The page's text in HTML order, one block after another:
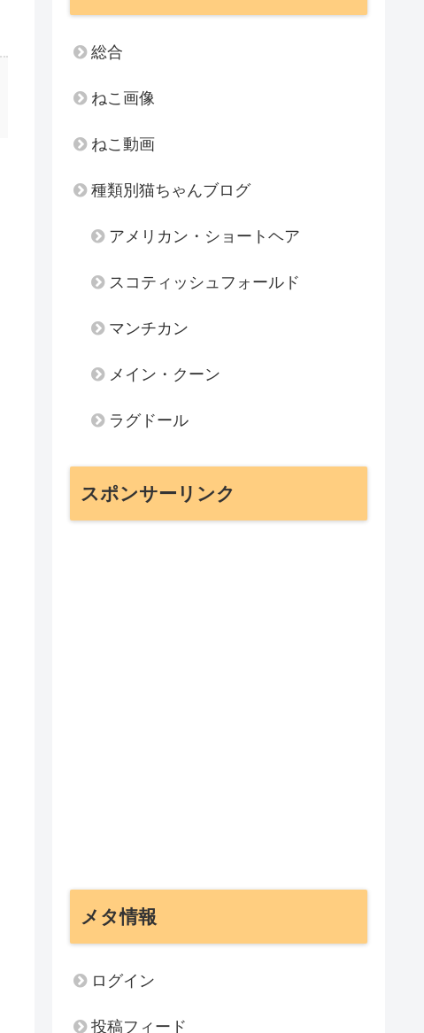
総合
ねこ画像
ねこ動画
種類別猫ちゃんブログ
アメリカン・ショートヘア
スコティッシュフォールド
マンチカン
メイン・クーン
ラグドール
スポンサーリンク
メタ情報
ログイン
投稿フィード